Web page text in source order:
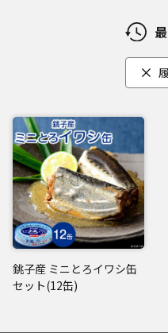
グやイワシ丼などもオスス
イワシのうま味を含んだ煮
銚子産 ミニとろイワシ缶
セット(12缶)